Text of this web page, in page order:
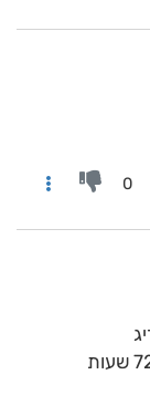
0
ועם הנתון הזה זה המקום הראשון במרכז ב72 שעות